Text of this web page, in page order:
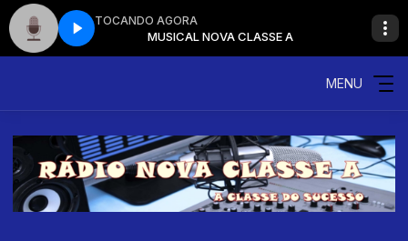
TOCANDO AGORA
A MUSICAL NOVA CLASSE A
MENU